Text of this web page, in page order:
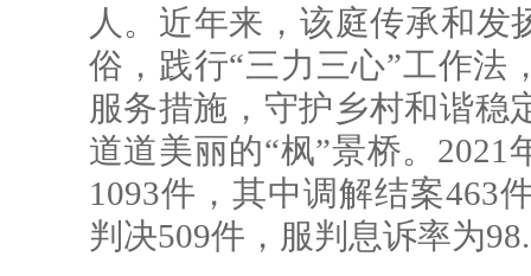
人。近年来，该庭传承和发
俗，践行“三力三心”工作法
服务措施，守护乡村和谐稳
道道美丽的“枫”景桥。
1093件，其中调解结案463
判决509件，服判息诉率为